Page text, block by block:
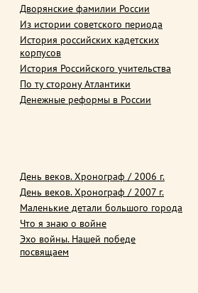
Дворянские фамилии России
Из истории советского периода
История российских кадетских
корпусов
История Российского учительства
По ту сторону Атлантики
Денежные реформы в России
День веков. Хронограф / 2006 г.
День веков. Хронограф / 2007 г.
Маленькие детали большого города
Что я знаю о войне
Эхо войны. Нашей победе
посвящаем